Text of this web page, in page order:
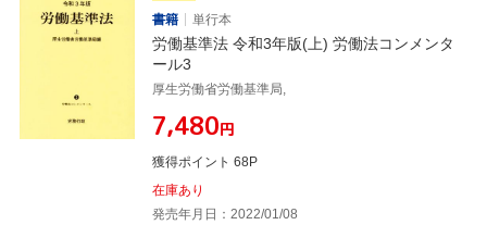
書籍
単行本
労働基準法 令和3年版(上) 労働法コンメンタ
ール3
厚生労働省労働基準局,
¥7,480円
獲得ポイント 68P
在庫あり
発売年月日：2022/01/08